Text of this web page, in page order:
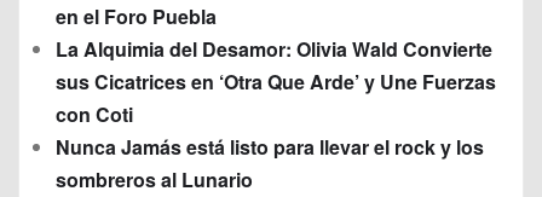
en el Foro Puebla
La Alquimia del Desamor: Olivia Wald Convierte
sus Cicatrices en ‘Otra Que Arde’ y Une Fuerzas
con Coti
Nunca Jamás está listo para llevar el rock y los
sombreros al Lunario